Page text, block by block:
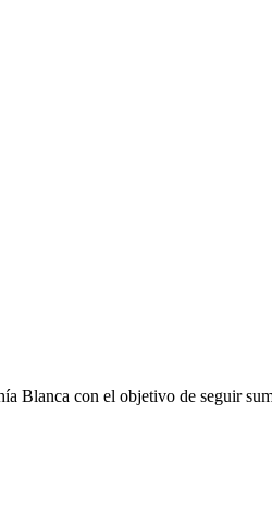
Blanca con el objetivo de seguir